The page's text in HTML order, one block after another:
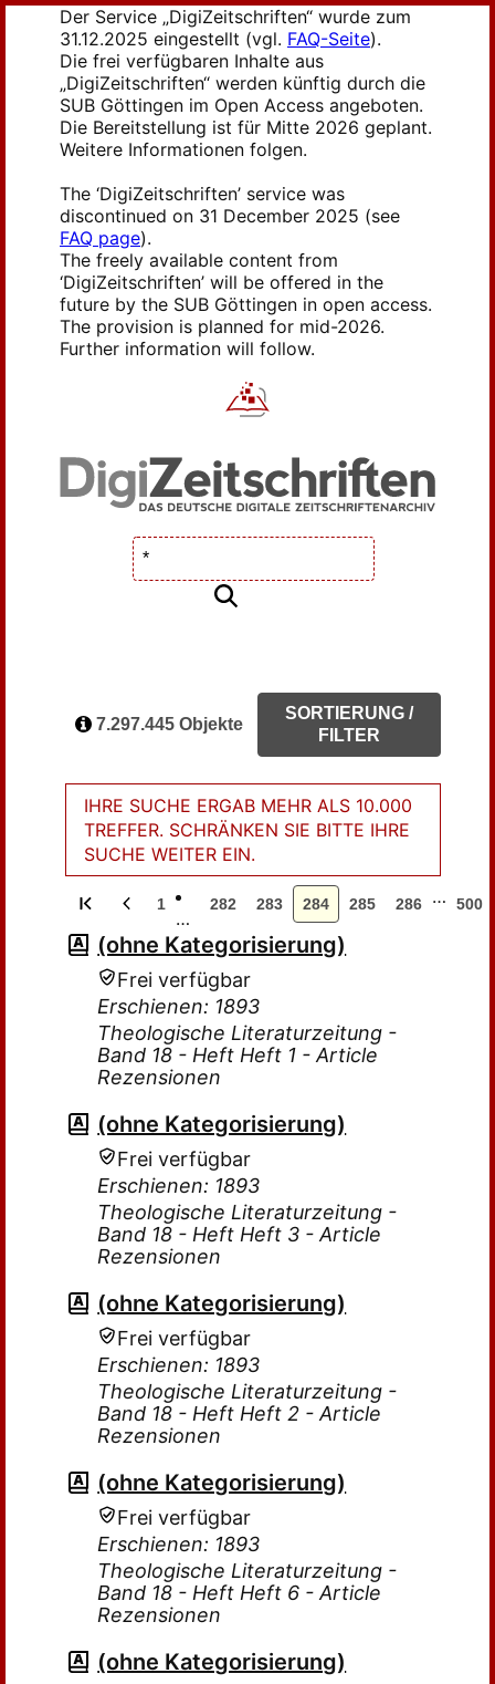
Der Service „DigiZeitschriften“ wurde zum
31.12.2025 eingestellt (vgl. FAQ-Seite).
Die frei verfügbaren Inhalte aus
„DigiZeitschriften“ werden künftig durch die
SUB Göttingen im Open Access angeboten.
Die Bereitstellung ist für Mitte 2026 geplant.
Weitere Informationen folgen.
The ‘DigiZeitschriften’ service was
discontinued on 31 December 2025 (see
FAQ page).
The freely available content from
‘DigiZeitschriften’ will be offered in the
future by the SUB Göttingen in open access.
The provision is planned for mid-2026.
Further information will follow.
7.297.445 Objekte
SORTIERUNG /
FILTER
IHRE SUCHE ERGAB MEHR ALS 10.000
TREFFER. SCHRÄNKEN SIE BITTE IHRE
SUCHE WEITER EIN.
1
…
282 283 284 285 286 … 500
(ohne Kategorisierung)
Frei verfügbar
Erschienen: 1893
Theologische Literaturzeitung -
Band 18 - Heft Heft 1 - Article
Rezensionen
(ohne Kategorisierung)
Frei verfügbar
Erschienen: 1893
Theologische Literaturzeitung -
Band 18 - Heft Heft 3 - Article
Rezensionen
(ohne Kategorisierung)
Frei verfügbar
Erschienen: 1893
Theologische Literaturzeitung -
Band 18 - Heft Heft 2 - Article
Rezensionen
(ohne Kategorisierung)
Frei verfügbar
Erschienen: 1893
Theologische Literaturzeitung -
Band 18 - Heft Heft 6 - Article
Rezensionen
(ohne Kategorisierung)